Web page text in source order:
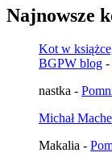
Najnowsze
Kot w
BGPW blog -
nastka -
Michał
Makalia -